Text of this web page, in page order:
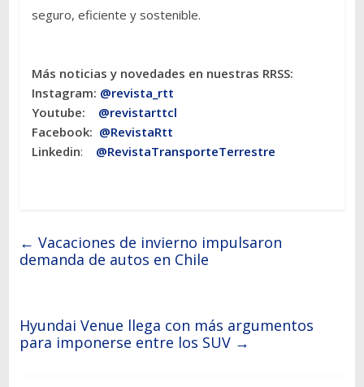
seguro, eficiente y sostenible.
Más noticias y novedades en nuestras RRSS:
Instagram: @revista_rtt
Youtube: @revistarttcl
Facebook: @RevistaRtt
Linkedin: @RevistaTransporteTerrestre
← Vacaciones de invierno impulsaron
demanda de autos en Chile
Hyundai Venue llega con más argumentos
para imponerse entre los SUV →